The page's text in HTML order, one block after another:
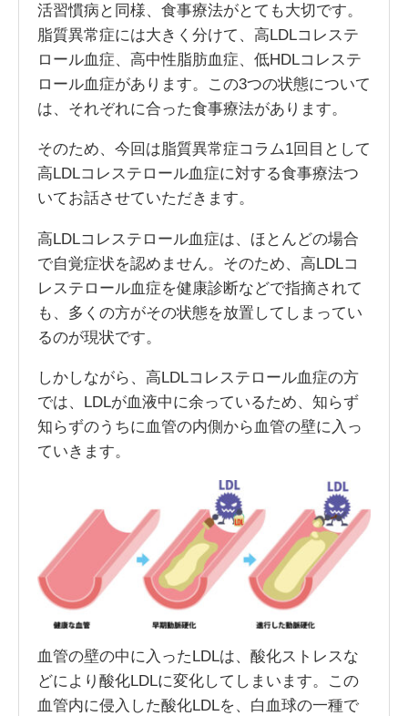
活習慣病と同様、食事療法がとても大切です。
脂質異常症には大きく分けて、高LDLコレステ
ロール血症、高中性脂肪血症、低HDLコレステ
ロール血症があります。この3つの状態について
は、それぞれに合った食事療法があります。
そのため、今回は脂質異常症コラム1回目として
高LDLコレステロール血症に対する食事療法つ
いてお話させていただきます。
高LDLコレステロール血症は、ほとんどの場合
で自覚症状を認めません。そのため、高LDLコ
レステロール血症を健康診断などで指摘されて
も、多くの方がその状態を放置してしまってい
るのが現状です。
しかしながら、高LDLコレステロール血症の方
では、LDLが血液中に余っているため、知らず
知らずのうちに血管の内側から血管の壁に入っ
ていきます。
血管の壁の中に入ったLDLは、酸化ストレスな
どにより酸化LDLに変化してしまいます。この
血管内に侵入した酸化LDLを、白血球の一種で